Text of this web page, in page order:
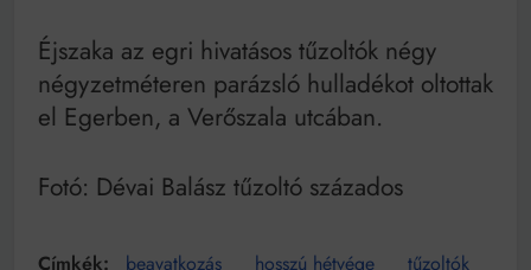
Éjszaka az egri hivatásos tűzoltók négy
négyzetméteren parázsló hulladékot oltottak
el Egerben, a Verőszala utcában.
Fotó: Dévai Balász tűzoltó százados
beavatkozás hosszú hétvége tűzoltók